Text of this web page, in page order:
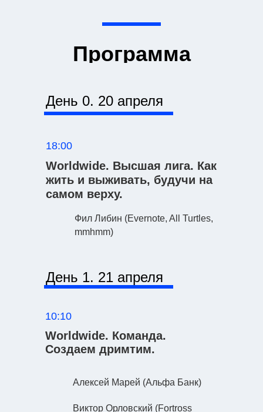
Программа
10:10
Worldwide. Команда.
Создаем дримтим.
Алексей Марей (Альфа Банк)
Виктор Орловский (Fortross
День 1. 21 апреля
День 0. 20 апреля
Worldwide. Высшая лига. Как
жить и выживать, будучи на
самом верху.
18:00
Фил Либин (Evernote, All Turtles,
mmhmm)